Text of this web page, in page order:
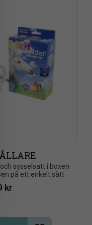
sysselsatt i boxen
på ett enkelt sätt
kr